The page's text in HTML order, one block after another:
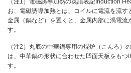
（注1）電磁誘導加熱の英語表記Induction
お、電磁誘導加熱とは、コイルに電流を流す
金属（鍋など）を置くと、金属内部に渦電流
す。
（注2）丸底の中華鍋専用の焜炉（こんろ）
は、中華鍋の形状に合わせた凹面天板をもつ
す。